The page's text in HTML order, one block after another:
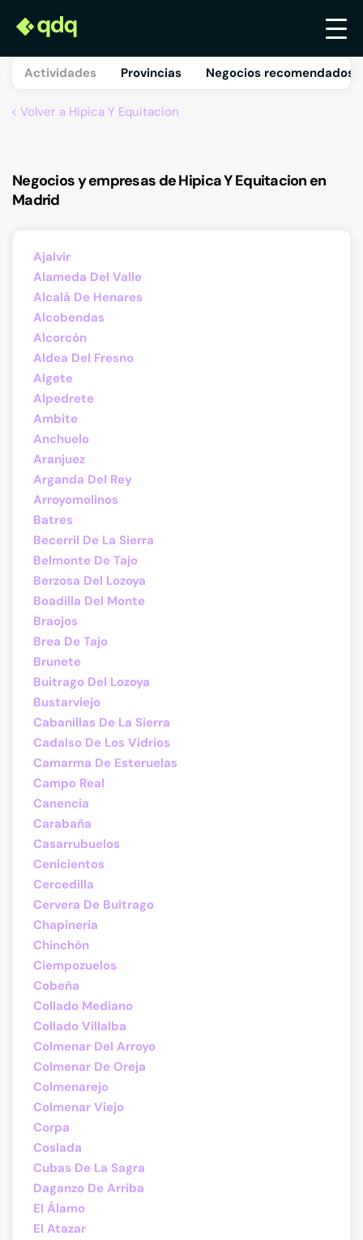
Actividades Provincias Negocios recomendados
Volver a Hipica Y Equitacion
Negocios y empresas de Hipica Y Equitacion en
Madrid
Ajalvir
Alameda Del Valle
Alcalá De Henares
Alcobendas
Alcorcón
Aldea Del Fresno
Algete
Alpedrete
Ambite
Anchuelo
Aranjuez
Arganda Del Rey
Arroyomolinos
Batres
Becerril De La Sierra
Belmonte De Tajo
Berzosa Del Lozoya
Boadilla Del Monte
Braojos
Brea De Tajo
Brunete
Buitrago Del Lozoya
Bustarviejo
Cabanillas De La Sierra
Cadalso De Los Vidrios
Camarma De Esteruelas
Campo Real
Canencia
Carabaña
Casarrubuelos
Cenicientos
Cercedilla
Cervera De Buitrago
Chapinería
Chinchón
Ciempozuelos
Cobeña
Collado Mediano
Collado Villalba
Colmenar Del Arroyo
Colmenar De Oreja
Colmenarejo
Colmenar Viejo
Corpa
Coslada
Cubas De La Sagra
Daganzo De Arriba
El Álamo
El Atazar